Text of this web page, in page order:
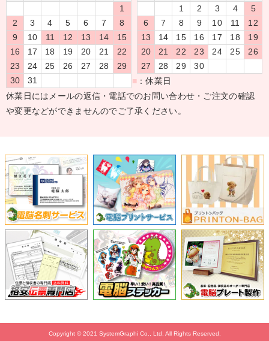
1
2
3 4 5 6 7
8
9
10 11 12 13 14
15
16
17 18 19 20 21
22
23
24 25 26 27 28
29
30
31
1 2 3 4
5
6
7 8 9 10 11
12
13
14 15 16 17 18
19
20
21 22 23 24 25
26
27
28 29
30
■ ：休業日
休業日にはメールの返信・電話でのお問い合わせ・ご注文の確認
や変更などができませんのでご了承ください。
Copyright © 2021 SystemGraphi Co., Ltd. All Rights Reserved.